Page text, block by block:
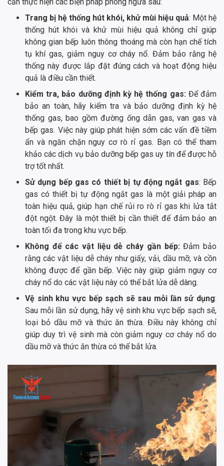
Trang bị hệ thống hút khói, khử mùi hiệu quả: Một hệ
thống hút khói và khử mùi hiệu quả không chỉ giúp
không gian bếp luôn thông thoáng mà còn hạn chế tích
tụ khí gas, giảm nguy cơ cháy nổ. Đảm bảo rằng hệ
thống này được lắp đặt đúng cách và hoạt động hiệu
quả là điều cần thiết.
Kiểm tra, bảo dưỡng định kỳ hệ thống gas:Để đảm
bảo an toàn, hãy kiểm tra và bảo dưỡng định kỳ hệ
thống gas, bao gồm đường ống dẫn gas, van gas và
bếp gas. Việc này giúp phát hiện sớm các vấn đề tiềm
ẩn và ngăn chặn nguy cơ rò rỉ gas. Bạn có thể tham
khảo các dịch vụ bảo dưỡng bếp gas uy tín để được hỗ
trợ tốt nhất.
Sử dụng bếp gas có thiết bị tự động ngắt gas: Bếp
gas có thiết bị tự động ngắt gas là một giải pháp an
toàn hiệu quả, giúp hạn chế rủi ro rò rỉ gas khi lửa tắt
đột ngột. Đây là một thiết bị cần thiết để đảm bảo an
toàn tối đa trong khu vực bếp.
Không để các vật liệu dễ cháy gần bếp:Đảm bảo
rằng các vật liệu dễ cháy như giấy, vải, dầu mỡ, và cồn
không được để gần bếp. Việc này giúp giảm nguy cơ
cháy nổ do các vật liệu này có thể bắt lửa dễ dàng.
Vệ sinh khu vực bếp sạch sẽ sau mỗi lần sử dụng:
Sau mỗi lần sử dụng, hãy vệ sinh khu vực bếp sạch sẽ,
loại bỏ dầu mỡ và thức ăn thừa. Điều này không chỉ
giúp duy trì vệ sinh mà còn giảm nguy cơ cháy nổ do
dầu mỡ và thức ăn thừa có thể bắt lửa.